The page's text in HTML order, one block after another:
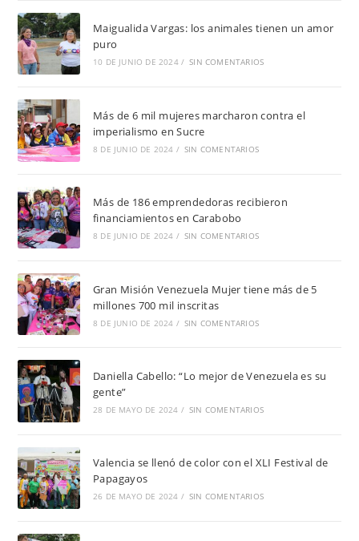
Maigualida Vargas: los animales tienen un amor
puro
10 DE JUNIO DE 2024 / SIN COMENTARIOS
Más de 6 mil mujeres marcharon contra el
imperialismo en Sucre
8 DE JUNIO DE 2024 / SIN COMENTARIOS
Más de 186 emprendedoras recibieron
financiamientos en Carabobo
8 DE JUNIO DE 2024 / SIN COMENTARIOS
Gran Misión Venezuela Mujer tiene más de 5
millones 700 mil inscritas
8 DE JUNIO DE 2024 / SIN COMENTARIOS
Daniella Cabello: “Lo mejor de Venezuela es su
gente”
28 DE MAYO DE 2024 / SIN COMENTARIOS
Valencia se llenó de color con el XLI Festival de
Papagayos
26 DE MAYO DE 2024 / SIN COMENTARIOS